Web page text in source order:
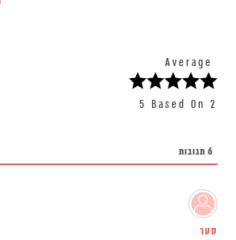
Average
5 Based On 2
6 תגובות
סער